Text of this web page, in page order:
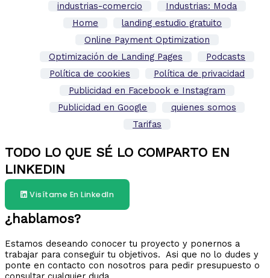
industrias-comercio
Industrias: Moda
Home
landing estudio gratuito
Online Payment Optimization
Optimización de Landing Pages
Podcasts
Política de cookies
Política de privacidad
Publicidad en Facebook e Instagram
Publicidad en Google
quienes somos
Tarifas
TODO LO QUE SÉ LO COMPARTO EN
LINKEDIN
Visítame En LinkedIn
¿hablamos?
Estamos deseando conocer tu proyecto y ponernos a
trabajar para conseguir tu objetivos. Asi que no lo dudes y
ponte en contacto con nosotros para pedir presupuesto o